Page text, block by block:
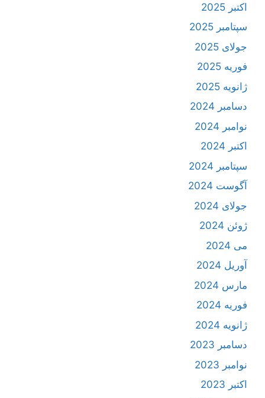
اکتبر 2025
سپتامبر 2025
جولای 2025
فوریه 2025
ژانویه 2025
دسامبر 2024
نوامبر 2024
اکتبر 2024
سپتامبر 2024
آگوست 2024
جولای 2024
ژوئن 2024
می 2024
آوریل 2024
مارس 2024
فوریه 2024
ژانویه 2024
دسامبر 2023
نوامبر 2023
اکتبر 2023